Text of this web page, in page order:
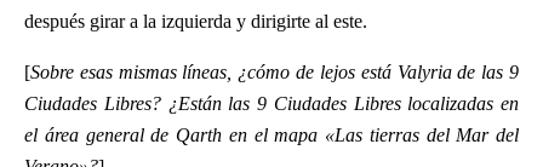
después girar a la izquierda y dirigirte al este.
[Sobre esas mismas líneas, ¿cómo de lejos está Valyria de las 9
Ciudades Libres? ¿Están las 9 Ciudades Libres localizadas en
el área general de Qarth en el mapa «Las tierras del Mar del